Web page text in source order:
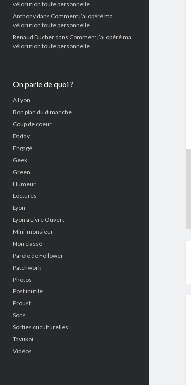
vélorution toute personnelle
Anthonydans Comment j’ai opéré ma
vélorution toute personnelle
Renaud Ducherdans Comment j’ai opéré ma
vélorution toute personnelle
On parle de quoi ?
A Lyon
Bon plan du dimanche
Coup de coeur
Daddy
Engagé
Geek
Green
Humeur
Lectures
Lyon
Lyon à Livre Ouvert
Mini-monsieur
Non classé
Parole de Follower
Patchwork
Photos
Post inutile
Proust
Sons
Sorties cuculturelles
Tavukoi
Vidéos